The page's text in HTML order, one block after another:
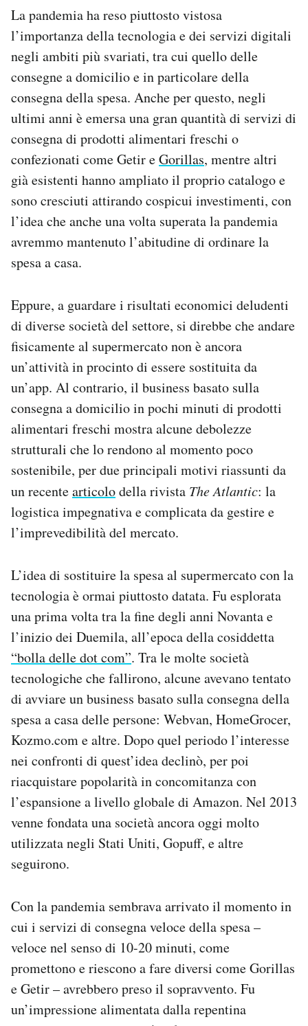
AREA PERSONALE
Area Personale
Newsletter
Notifiche mobile
Hai bisogno di aiuto?
Esci
La pandemia ha reso piuttosto vistosa
l’importanza della tecnologia e dei servizi digitali
negli ambiti più svariati, tra cui quello delle
consegne a domicilio e in particolare della
consegna della spesa. Anche per questo, negli
ultimi anni è emersa una gran quantità di servizi di
consegna di prodotti alimentari freschi o
confezionati come Getir eGorillas, mentre altri
già esistenti hanno ampliato il proprio catalogo e
sono cresciuti attirando cospicui investimenti, con
l’idea che anche una volta superata la pandemia
avremmo mantenuto l’abitudine di ordinare la
spesa a casa.
Eppure, a guardare i risultati economici deludenti
di diverse società del settore, si direbbe che andare
fisicamente al supermercato non è ancora
un’attività in procinto di essere sostituita da
un’app. Al contrario, il business basato sulla
consegna a domicilio in pochi minuti di prodotti
alimentari freschi mostra alcune debolezze
strutturali che lo rendono al momento poco
sostenibile, per due principali motivi riassunti da
un recentearticolodella rivista The Atlantic: la
logistica impegnativa e complicata da gestire e
l’imprevedibilità del mercato.
L’idea di sostituire la spesa al supermercato con la
tecnologia è ormai piuttosto datata. Fu esplorata
una prima volta tra la fine degli anni Novanta e
l’inizio dei Duemila, all’epoca della cosiddetta
“bolla delle dot com”. Tra le molte società
tecnologiche che fallirono, alcune avevano tentato
di avviare un business basato sulla consegna della
spesa a casa delle persone: Webvan, HomeGrocer,
Kozmo.com e altre. Dopo quel periodo l’interesse
nei confronti di quest’idea declinò, per poi
riacquistare popolarità in concomitanza con
l’espansione a livello globale di Amazon. Nel 2013
venne fondata una società ancora oggi molto
utilizzata negli Stati Uniti, Gopuff, e altre
seguirono.
Con la pandemia sembrava arrivato il momento in
cui i servizi di consegna veloce della spesa –
veloce nel senso di 10-20 minuti, come
promettono e riescono a fare diversi come Gorillas
e Getir – avrebbero preso il sopravvento. Fu
un’impressione alimentata dalla repentina